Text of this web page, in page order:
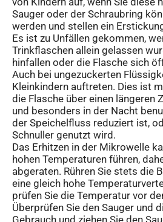
Sauger oder der Schraubring
werden und stellen ein
Es ist zu Unfällen gekommen,
Trinkflaschen allein gelassen
hinfallen oder die Flasche sich
Auch bei ungezuckerten
Kleinkindern auftreten. Dies ist
die Flasche über einen längeren
und besonders in der Nacht
der Speichelfluss reduziert ist,
Schnuller genutzt wird.
Das Erhitzen in der Mikrowelle
hohen Temperaturen führen,
abgeraten. Rühren Sie stets die
eine gleich hohe
prüfen Sie die Temperatur vor
Überprüfen Sie den Sauger und